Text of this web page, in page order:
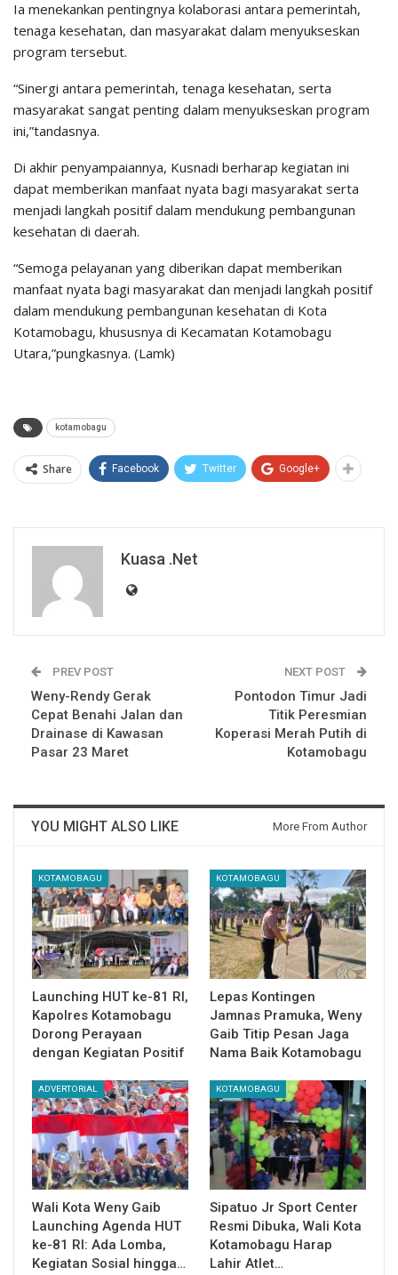
Ia menekankan pentingnya kolaborasi antara pemerintah,
tenaga kesehatan, dan masyarakat dalam menyukseskan
program tersebut.
“Sinergi antara pemerintah, tenaga kesehatan, serta
masyarakat sangat penting dalam menyukseskan program
ini,”tandasnya.
Di akhir penyampaiannya, Kusnadi berharap kegiatan ini
dapat memberikan manfaat nyata bagi masyarakat serta
menjadi langkah positif dalam mendukung pembangunan
kesehatan di daerah.
“Semoga pelayanan yang diberikan dapat memberikan
manfaat nyata bagi masyarakat dan menjadi langkah positif
dalam mendukung pembangunan kesehatan di Kota
Kotamobagu, khususnya di Kecamatan Kotamobagu
Utara,”pungkasnya. (Lamk)
kotamobagu
Share Facebook Twitter Google+
Kuasa .net
PREV POST
Weny-Rendy Gerak
Cepat Benahi Jalan dan
Drainase di Kawasan
Pasar 23 Maret
NEXT POST
Pontodon Timur Jadi
Titik Peresmian
Koperasi Merah Putih di
Kotamobagu
YOU MIGHT ALSO LIKE More From Author
KOTAMOBAGU
Launching HUT ke-81 RI,
Kapolres Kotamobagu
Dorong Perayaan
dengan Kegiatan Positif
KOTAMOBAGU
Lepas Kontingen
Jamnas Pramuka, Weny
Gaib Titip Pesan Jaga
Nama Baik Kotamobagu
ADVERTORIAL
Wali Kota Weny Gaib
Launching Agenda HUT
ke-81 RI: Ada Lomba,
Kegiatan Sosial hingga…
KOTAMOBAGU
Sipatuo Jr Sport Center
Resmi Dibuka, Wali Kota
Kotamobagu Harap
Lahir Atlet…